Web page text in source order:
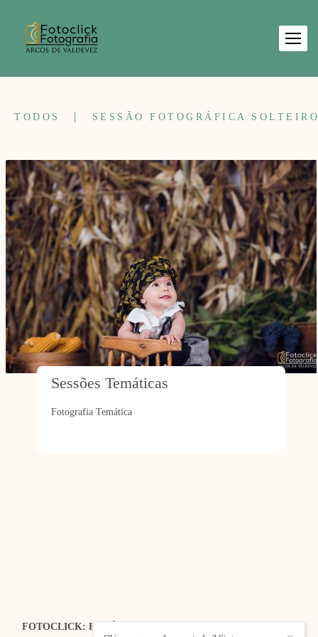
TODOS SESSÃO FOTOGRÁFICA
Sessões Temáticas
Fotografia Temática
FOTOCLICK: FOTÓGRAFO DE CASAMENTOS | EVENTOS